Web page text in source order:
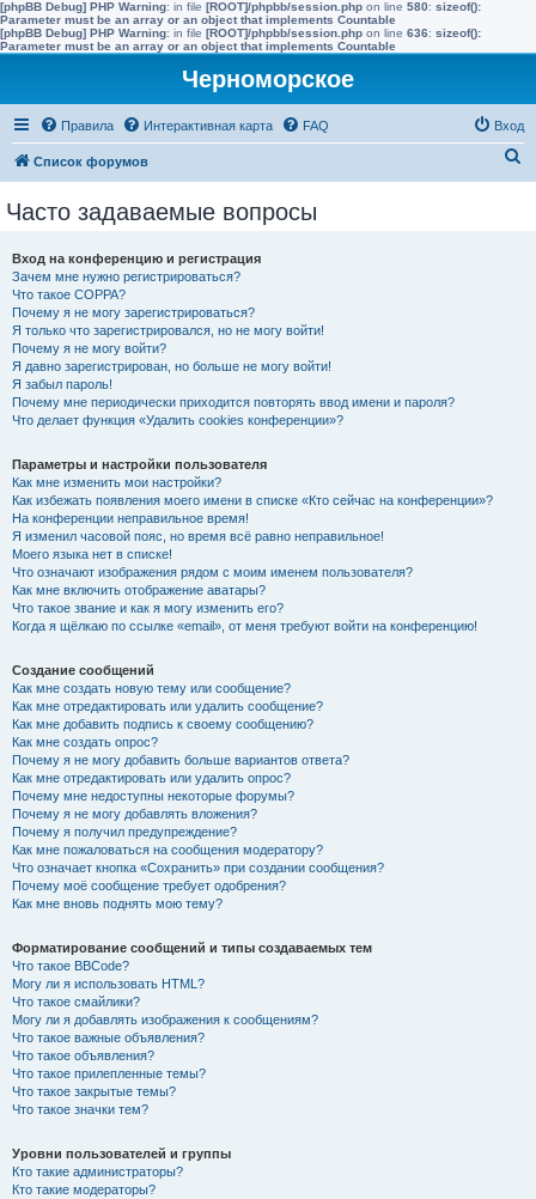
[phpBB Debug] PHP Warning: in file [ROOT]/phpbb/session.php on line 580: sizeof():
Parameter must be an array or an object that implements Countable
[phpBB Debug] PHP Warning: in file [ROOT]/phpbb/session.php on line 636: sizeof():
Parameter must be an array or an object that implements Countable
Черноморское
Правила Интерактивная карта FAQ Вход
Список форумов
Часто задаваемые вопросы
Вход на конференцию и регистрация
Зачем мне нужно регистрироваться?
Что такое COPPA?
Почему я не могу зарегистрироваться?
Я только что зарегистрировался, но не могу войти!
Почему я не могу войти?
Я давно зарегистрирован, но больше не могу войти!
Я забыл пароль!
Почему мне периодически приходится повторять ввод имени и пароля?
Что делает функция «Удалить cookies конференции»?
Параметры и настройки пользователя
Как мне изменить мои настройки?
Как избежать появления моего имени в списке «Кто сейчас на конференции»?
На конференции неправильное время!
Я изменил часовой пояс, но время всё равно неправильное!
Моего языка нет в списке!
Что означают изображения рядом с моим именем пользователя?
Как мне включить отображение аватары?
Что такое звание и как я могу изменить его?
Когда я щёлкаю по ссылке «email», от меня требуют войти на конференцию!
Создание сообщений
Как мне создать новую тему или сообщение?
Как мне отредактировать или удалить сообщение?
Как мне добавить подпись к своему сообщению?
Как мне создать опрос?
Почему я не могу добавить больше вариантов ответа?
Как мне отредактировать или удалить опрос?
Почему мне недоступны некоторые форумы?
Почему я не могу добавлять вложения?
Почему я получил предупреждение?
Как мне пожаловаться на сообщения модератору?
Что означает кнопка «Сохранить» при создании сообщения?
Почему моё сообщение требует одобрения?
Как мне вновь поднять мою тему?
Форматирование сообщений и типы создаваемых тем
Что такое BBCode?
Могу ли я использовать HTML?
Что такое смайлики?
Могу ли я добавлять изображения к сообщениям?
Что такое важные объявления?
Что такое объявления?
Что такое прилепленные темы?
Что такое закрытые темы?
Что такое значки тем?
Уровни пользователей и группы
Кто такие администраторы?
Кто такие модераторы?